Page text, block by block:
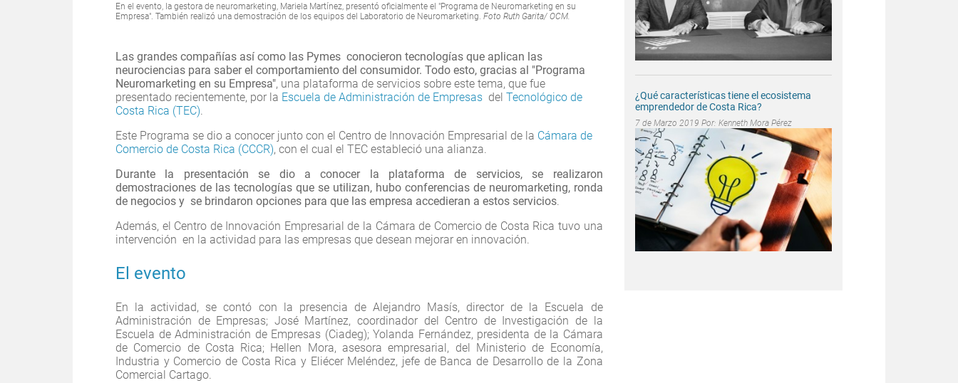
En el evento, la gestora de neuromarketing, Mariela Martínez, presentó oficialmente el "Programa de Neuromarketing en su
Empresa". También realizó una demostración de los equipos del Laboratorio de Neuromarketing. Foto Ruth Garita/ OCM.
Las grandes compañías así como las Pymes conocieron tecnologías que aplican las
neurociencias para saber el comportamiento del consumidor. Todo esto, gracias al "Programa
Neuromarketing en su Empresa", una plataforma de servicios sobre este tema, que fue
presentado recientemente, por la Escuela de Administración de Empresas del Tecnológico de
Costa Rica (TEC).
Este Programa se dio a conocer junto con el Centro de Innovación Empresarial de la Cámara de
Comercio de Costa Rica (CCCR), con el cual el TEC estableció una alianza.
Durante la presentación se dio a conocer la plataforma de servicios, se realizaron
demostraciones de las tecnologías que se utilizan, hubo conferencias de neuromarketing, ronda
de negocios y se brindaron opciones para que las empresa accedieran a estos servicios.
Además, el Centro de Innovación Empresarial de la Cámara de Comercio de Costa Rica tuvo una
intervención en la actividad para las empresas que desean mejorar en innovación.
El evento
En la actividad, se contó con la presencia de Alejandro Masís, director de la Escuela de
Administración de Empresas; José Martínez, coordinador del Centro de Investigación de la
Escuela de Administración de Empresas (Ciadeg); Yolanda Fernández, presidenta de la Cámara
de Comercio de Costa Rica; Hellen Mora, asesora empresarial, del Ministerio de Economía,
Industria y Comercio de Costa Rica y Eliécer Meléndez, jefe de Banca de Desarrollo de la Zona
Comercial Cartago.
¿Qué características tiene el ecosistema
emprendedor de Costa Rica?
7 de Marzo 2019 Por: Kenneth Mora Pérez